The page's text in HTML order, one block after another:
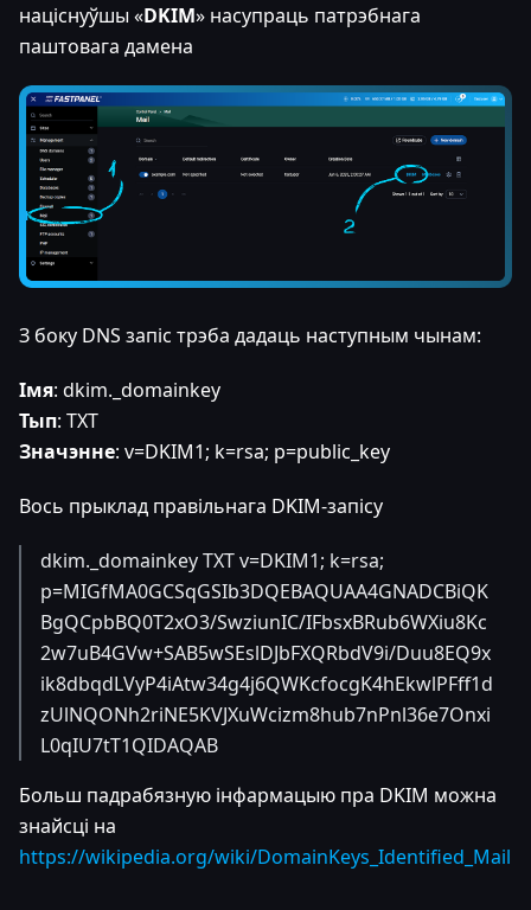
націснуўшы «DKIM» насупраць патрэбнага
паштовага дамена
З боку DNS запіс трэба дадаць наступным чынам:
Імя: dkim._domainkey
Тып: TXT
Значэнне: v=DKIM1; k=rsa; p=public_key
Вось прыклад правільнага DKIM-запісу
dkim._domainkey TXT v=DKIM1; k=rsa;
p=MIGfMA0GCSqGSIb3DQEBAQUAA4GNADCBiQK
BgQCpbBQ0T2xO3/SwziunIC/IFbsxBRub6WXiu8Kc
2w7uB4GVw+SAB5wSEslDJbFXQRbdV9i/Duu8EQ9x
ik8dbqdLVyP4iAtw34g4j6QWKcfocgK4hEkwlPFff1d
zUlNQONh2riNE5KVJXuWcizm8hub7nPnl36e7Onxi
L0qIU7tT1QIDAQAB
Больш падрабязную інфармацыю пра DKIM можна
знайсці на
https://wikipedia.org/wiki/DomainKeys_Identified_Mail